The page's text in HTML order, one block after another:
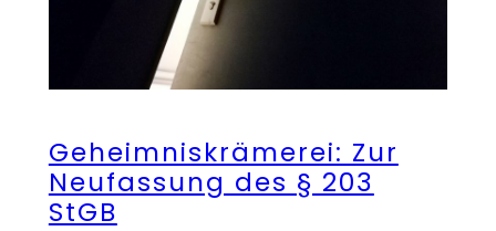
Geheimniskrämerei: Zur
Neufassung des § 203
StGB